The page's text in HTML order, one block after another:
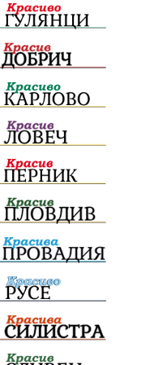
на мозайките
на гордостта“
Православие
полет в Космоса
Иванов